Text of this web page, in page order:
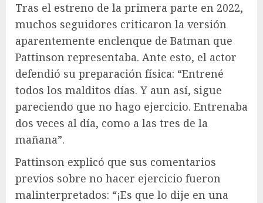
Tras el estreno de la primera parte en 2022,
muchos seguidores criticaron la versión
aparentemente enclenque de Batman que
Pattinson representaba. Ante esto, el actor
defendió su preparación física: “Entrené
todos los malditos días. Y aun así, sigue
pareciendo que no hago ejercicio. Entrenaba
dos veces al día, como a las tres de la
mañana”.
Pattinson explicó que sus comentarios
previos sobre no hacer ejercicio fueron
malinterpretados: “¡Es que lo dije en una